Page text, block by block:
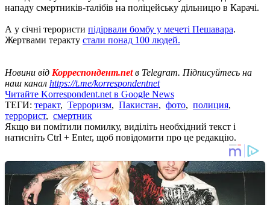
нападу смертників-талібів на поліцейську дільницю в Карачі.
А у січні терористи підірвали бомбу у мечеті Пешавара.
Жертвами теракту стали понад 100 людей.
Новини від Корреспондент.netв Telegram. Підписуйтесь на
наш канал https://t.me/korrespondentnet
Читайте Korrespondent.net в Google News
ТЕГИ: теракт, Терроризм, Пакистан, фото, полиция,
террорист, смертник
Якщо ви помітили помилку, виділіть необхідний текст і
натисніть Ctrl + Enter, щоб повідомити про це редакцію.